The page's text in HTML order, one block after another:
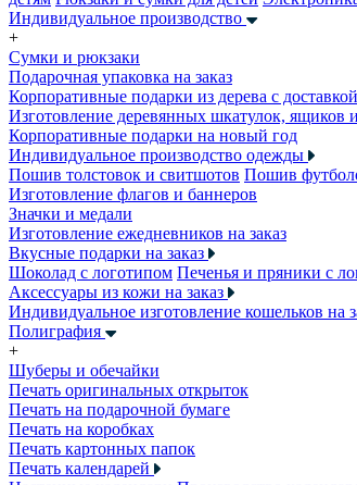
Индивидуальное производство
+
Сумки и рюкзаки
Подарочная упаковка на заказ
Корпоративные подарки из дерева с доставкой
Изготовление деревянных шкатулок, ящиков
Корпоративные подарки на новый год
Индивидуальное производство одежды
Пошив толстовок и свитшотов Пошив
Изготовление флагов и баннеров
Значки и медали
Изготовление ежедневников на заказ
Вкусные подарки на заказ
Шоколад с логотипом Печенья и пряники с
Аксессуары из кожи на заказ
Индивидуальное изготовление кошельков на
Полиграфия
+
Шуберы и обечайки
Печать оригинальных открыток
Печать на подарочной бумаге
Печать на коробках
Печать картонных папок
Печать календарей